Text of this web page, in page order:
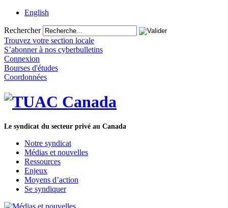
English
Rechercher
Trouvez votre section locale
S’abonner à nos cyberbulletins
Connexion
Bourses d'études
Coordonnées
Le syndicat du secteur privé au Canada
Notre syndicat
Médias et nouvelles
Ressources
Enjeux
Moyens d’action
Se syndiquer